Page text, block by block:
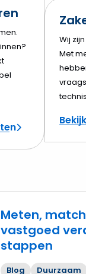
Wij
Met
Meten,
vastgoed
stappen
Blog Duurzaam